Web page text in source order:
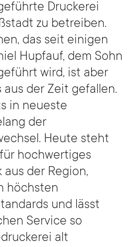
Druckerei
zu betreiben.
das seit einigen
Hupfauf, dem Sohn
wird, ist aber
aus der Zeit gefallen.
in neueste
der
Heute steht
hochwertiges
aus der Region,
höchsten
und lässt
Service so
alt